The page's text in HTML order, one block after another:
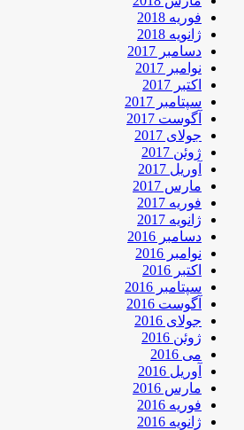
فوریه 2018
ژانویه 2018
دسامبر 2017
نوامبر 2017
اکتبر 2017
سپتامبر 2017
آگوست 2017
جولای 2017
ژوئن 2017
آوریل 2017
مارس 2017
فوریه 2017
ژانویه 2017
دسامبر 2016
نوامبر 2016
اکتبر 2016
سپتامبر 2016
آگوست 2016
جولای 2016
ژوئن 2016
می 2016
آوریل 2016
مارس 2016
فوریه 2016
ژانویه 2016